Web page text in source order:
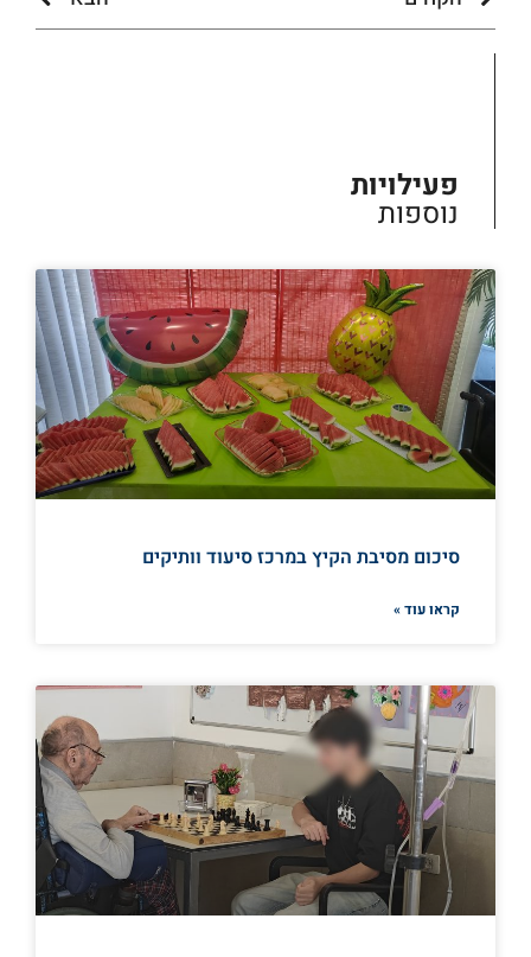
פעילויות
נוספות
סיכום מסיבת הקיץ במרכז סיעוד וותיקים
קראו עוד »